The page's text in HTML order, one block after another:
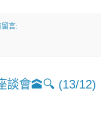
言:
談會🕋🔍 (13/12)